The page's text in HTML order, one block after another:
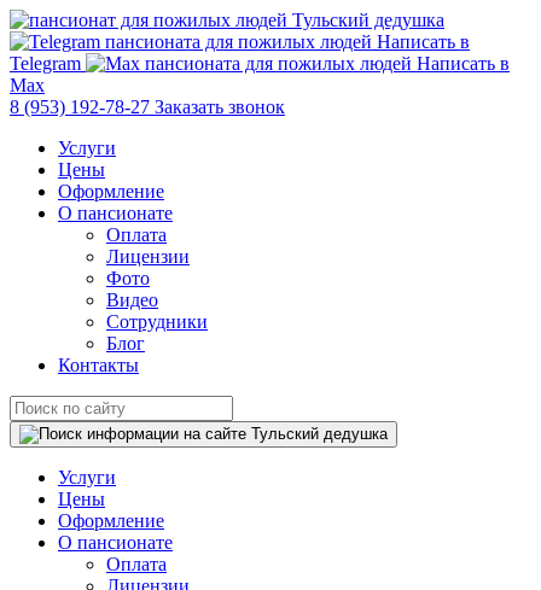
Написать в
Telegram
Написать в
Max
8 (953) 192-78-27 Заказать звонок
Услуги
Цены
Оформление
О пансионате
Оплата
Лицензии
Фото
Видео
Сотрудники
Блог
Контакты
Услуги
Цены
Оформление
О пансионате
Оплата
Лицензии